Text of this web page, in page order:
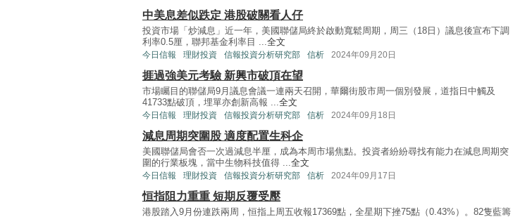
中美息差似跌定 港股破關看人仔
投資市場「炒減息」近一年，美國聯儲局終於啟動寬鬆周期，周三（18日）議息後宣布下調
利率0.5厘，聯邦基金利率目 ...全文
今日信報 理財投資 信報投資分析研究部 信析 2024年09月20日
捱過強美元考驗 新興市破頂在望
市場矚目的聯儲局9月議息會議一連兩天召開，華爾街股市周一個別發展，道指日中觸及
41733點破頂，埋單亦創新高報 ...全文
今日信報 理財投資 信報投資分析研究部 信析 2024年09月18日
減息周期突圍股 適度配置生科企
美國聯儲局會否一次過減息半厘，成為本周市場焦點。投資者紛紛尋找有能力在減息周期突
圍的行業板塊，當中生物科技值得 ...全文
今日信報 理財投資 信報投資分析研究部 信析 2024年09月17日
恒指阻力重重 短期反覆受壓
港股踏入9月份連跌兩周，恒指上周五收報17369點，全星期下挫75點（0.43%）。82隻藍籌